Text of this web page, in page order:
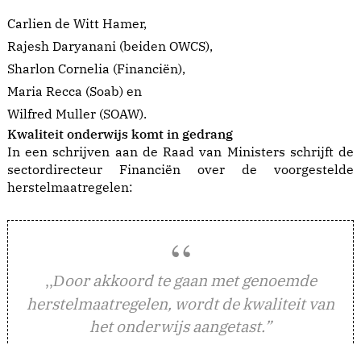
Carlien de Witt Hamer,
Rajesh Daryanani (beiden OWCS),
Sharlon Cornelia (Financiën),
Maria Recca (Soab) en
Wilfred Muller (SOAW).
Kwaliteit onderwijs komt in gedrang
In een schrijven aan de Raad van Ministers schrijft de
sectordirecteur Financiën over de voorgestelde
herstelmaatregelen:
,,Door akkoord te gaan met genoemde
herstelmaatregelen, wordt de kwaliteit van
het onderwijs aangetast.”